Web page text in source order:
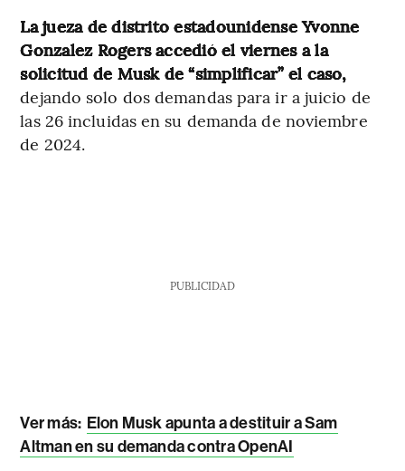
La jueza de distrito estadounidense Yvonne
Gonzalez Rogers accedió el viernes a la
solicitud de Musk de “simplificar” el caso,
dejando solo dos demandas para ir a juicio de
las 26 incluidas en su demanda de noviembre
de 2024.
PUBLICIDAD
Ver más: Elon Musk apunta a destituir a Sam
Altman en su demanda contra OpenAI